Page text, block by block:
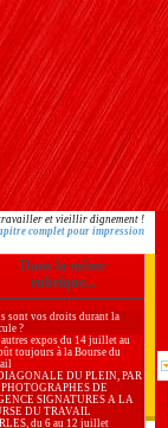
et vieillir dignement !
complet pour impression
Dans la même
rubrique...
sont vos droits durant la
?
expos du 14 juillet au
toujours à la Bourse du
DU PLEIN, PAR
DE
SIGNATURES A LA
DU TRAVAIL
du 6 au 12 juillet